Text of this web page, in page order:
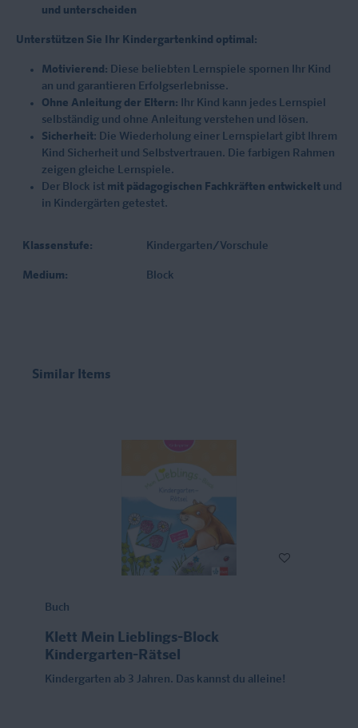
und unterscheiden
Unterstützen Sie Ihr Kindergartenkind optimal:
Motivierend: Diese beliebten Lernspiele spornen Ihr Kind
an und garantieren Erfolgserlebnisse.
Ohne Anleitung der Eltern: Ihr Kind kann jedes Lernspiel
selbständig und ohne Anleitung verstehen und lösen.
Sicherheit: Die Wiederholung einer Lernspielart gibt Ihrem
Kind Sicherheit und Selbstvertrauen. Die farbigen Rahmen
zeigen gleiche Lernspiele.
Der Block ist mit pädagogischen Fachkräften entwickelt und
in Kindergärten getestet.
Klassenstufe: Kindergarten/Vorschule
Medium: Block
Similar Items
Buch
Klett Mein Lieblings-Block
Kindergarten-Rätsel
Kindergarten ab 3 Jahren. Das kannst du alleine!